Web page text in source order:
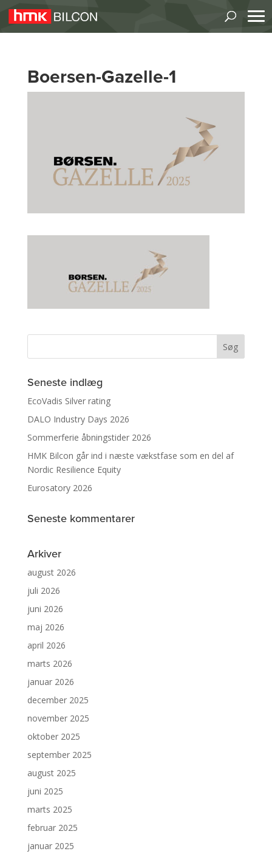
Boersen-Gazelle-1
Seneste indlæg
EcoVadis Silver rating
DALO Industry Days 2026
Sommerferie åbningstider 2026
HMK Bilcon går ind i næste vækstfase som en del af
Nordic Resilience Equity
Eurosatory 2026
Seneste kommentarer
Arkiver
august 2026
juli 2026
juni 2026
maj 2026
april 2026
marts 2026
januar 2026
december 2025
november 2025
oktober 2025
september 2025
august 2025
juni 2025
marts 2025
februar 2025
januar 2025